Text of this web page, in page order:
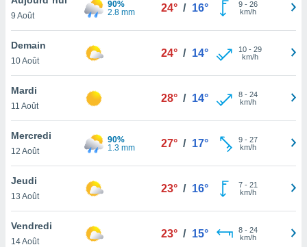
et
»,
au
vous
qu'ils
ou
le
ainsi
un
9 Août
90%
2.8 mm
24° / 16° 9- 26
km/h
Demain
10 Août
24° / 14° 10- 29
km/h
Mardi
11 Août
28° / 14° 8- 24
km/h
Mercredi
12 Août
90%
1.3 mm
27° / 17° 9- 27
km/h
Jeudi
13 Août
23° / 16° 7- 21
km/h
Vendredi
14 Août
23° / 15° 8- 24
km/h